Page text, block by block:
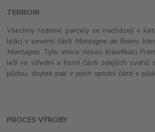
TERROIR
Všechny rodinné parcely se nacházejí v
ležící v severní části Montagne de Reims,
Montagne. Tyto vinice nesou klasifikaci
leží ve střední a horní části zdejších svahů
půdou, zbytek pak v jejich spodní části s
PROCES VÝROBY